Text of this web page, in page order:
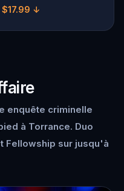
$17.99 ↓
enquête criminelle
à Torrance. Duo
Fellowship sur jusqu'à